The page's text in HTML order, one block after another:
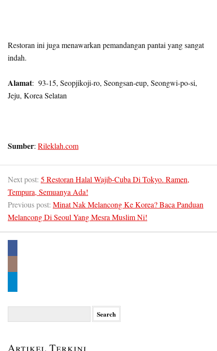
Restoran ini juga menawarkan pemandangan pantai yang sangat
indah.
Alamat: 93-15, Seopjikoji-ro, Seongsan-eup, Seongwi-po-si,
Jeju, Korea Selatan
Sumber: Rileklah.com
Next post: 5 Restoran Halal Wajib-Cuba Di Tokyo. Ramen,
Tempura, Semuanya Ada!
Previous post: Minat Nak Melancong Ke Korea? Baca Panduan
Melancong Di Seoul Yang Mesra Muslim Ni!
Artikel Terkini